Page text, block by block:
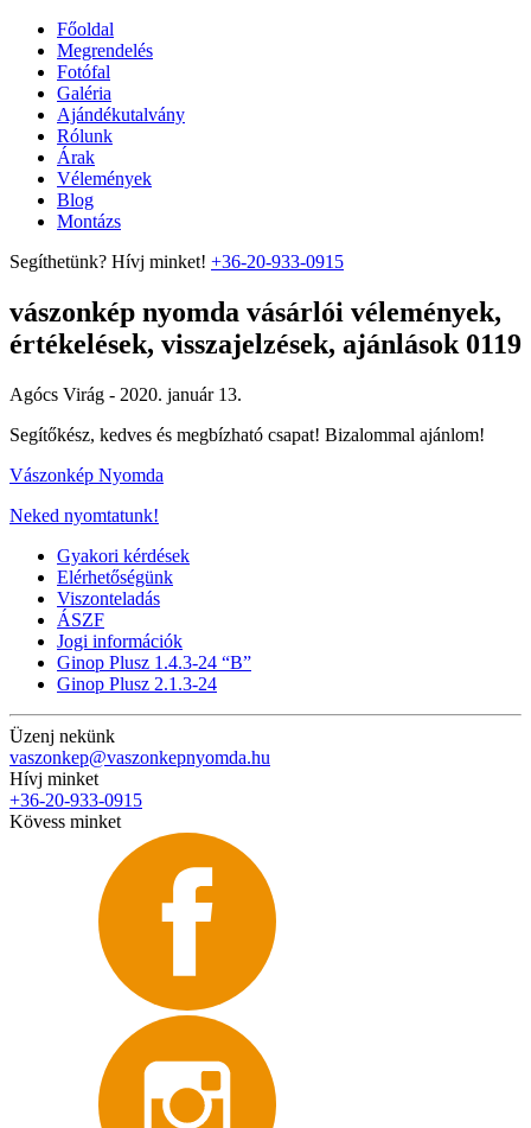
Főoldal
Megrendelés
Fotófal
Galéria
Ajándékutalvány
Rólunk
Árak
Vélemények
Blog
Montázs
Segíthetünk? Hívj minket! +36-20-933-0915
vászonkép nyomda vásárlói vélemények,
értékelések, visszajelzések, ajánlások 0119
Agócs Virág - 2020. január 13.
Segítőkész, kedves és megbízható csapat! Bizalommal ajánlom!
Vászonkép Nyomda
Neked nyomtatunk!
Gyakori kérdések
Elérhetőségünk
Viszonteladás
ÁSZF
Jogi információk
Ginop Plusz 1.4.3-24 “B”
Ginop Plusz 2.1.3-24
Üzenj nekünk
vaszonkep@vaszonkepnyomda.hu
Hívj minket
+36-20-933-0915
Kövess minket